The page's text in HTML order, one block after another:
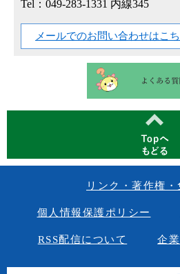
Tel：049-283-1331 内線345
メールでのお問い合わせはこ
リンク・著作権
個人情報保護ポリシー
RSS配信について 企